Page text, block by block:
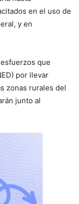
en el uso de
y en
que
por llevar
zonas rurales del
junto al